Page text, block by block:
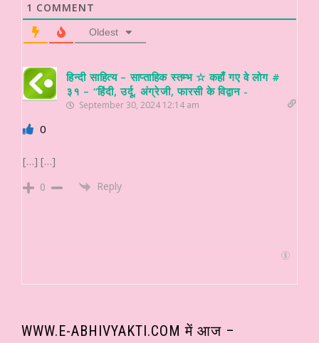
1 COMMENT
Oldest
हिन्दी साहित्य – साप्ताहिक स्तम्भ ☆ कहाँ गए वे लोग #
३१ – “हिंदी, उर्दू, अंग्रेजी, फारसी के विद्वान -
September 30, 2024 12:14 am
0
[…] […]
0 Reply
WWW.E-ABHIVYAKTI.COM में आज –